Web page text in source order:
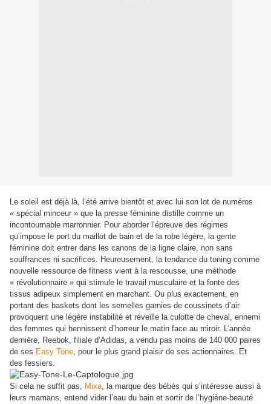
Le soleil est déjà là, l’été arrive bientôt et avec lui son lot de numéros
« spécial minceur » que la presse féminine distille comme un
incontournable marronnier. Pour aborder l’épreuve des régimes
qu’impose le port du maillot de bain et de la robe légère, la gente
féminine doit entrer dans les canons de la ligne claire, non sans
souffrances ni sacrifices. Heureusement, la tendance du toning comme
nouvelle ressource de fitness vient à la rescousse, une méthode
« révolutionnaire » qui stimule le travail musculaire et la fonte des
tissus adipeux simplement en marchant. Ou plus exactement, en
portant des baskets dont les semelles garnies de coussinets d’air
provoquent une légère instabilité et réveille la culotte de cheval, ennemi
des femmes qui hennissent d’horreur le matin face au miroir. L'année
dernière, Reebok, filiale d’Adidas, a vendu pas moins de 140 000 paires
de ses Easy Tone, pour le plus grand plaisir de ses actionnaires. Et
des fessiers.
Si cela ne suffit pas, Mixa, la marque des bébés qui s’intéresse aussi à
leurs mamans, entend vider l’eau du bain et sortir de l’hygiène-beauté